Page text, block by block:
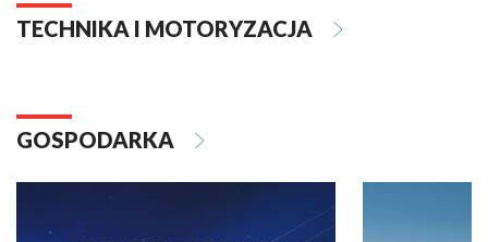
TECHNIKA I MOTORYZACJA
GOSPODARKA